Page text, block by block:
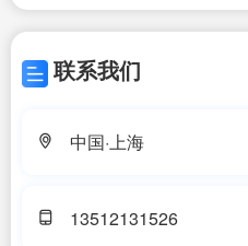
联系我们
中国·上海
13512131526